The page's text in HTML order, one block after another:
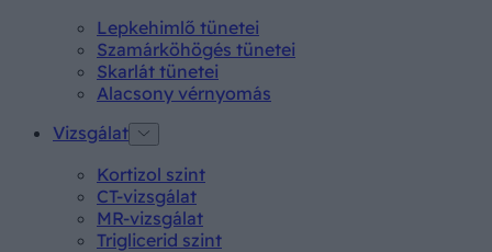
Lepkehimlő tünetei
Szamárköhögés tünetei
Skarlát tünetei
Alacsony vérnyomás
Vizsgálat
Kortizol szint
CT-vizsgálat
MR-vizsgálat
Triglicerid szint